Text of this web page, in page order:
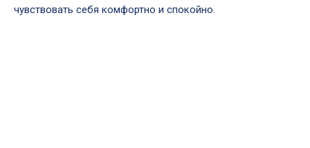
чувствовать себя комфортно и спокойно.